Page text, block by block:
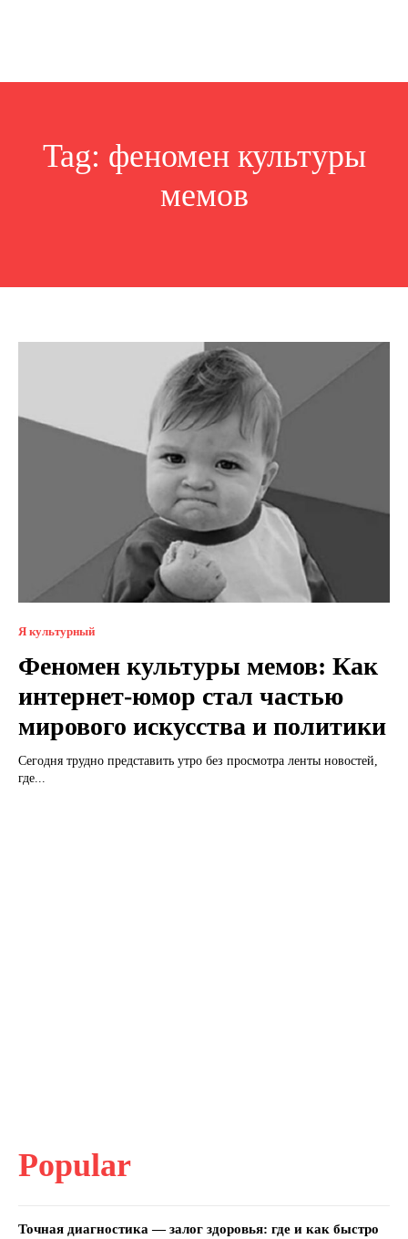
Tag: феномен культуры
мемов
Я культурный
Феномен культуры мемов: Как
интернет-юмор стал частью
мирового искусства и политики
Сегодня трудно представить утро без просмотра ленты новостей,
где...
Popular
Точная диагностика — залог здоровья: где и как быстро